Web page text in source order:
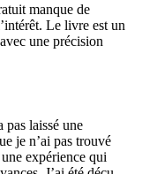
manque de
Le livre est un
une précision
pas laissé une
je n’ai pas trouvé
expérience qui